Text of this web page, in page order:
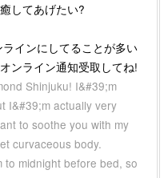
してあげたい?
インにしてることが多い
ンライン通知受取してね!
Shinjuku! I&#39;m
I&#39;m actually very
to soothe you with my
curvaceous body.
to midnight before bed, so